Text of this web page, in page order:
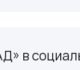
в